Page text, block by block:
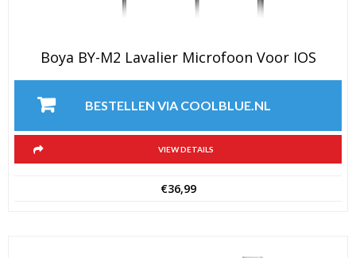
Boya BY-M2 Lavalier Microfoon Voor IOS
BESTELLEN VIA COOLBLUE.NL
VIEW DETAILS
€36,99